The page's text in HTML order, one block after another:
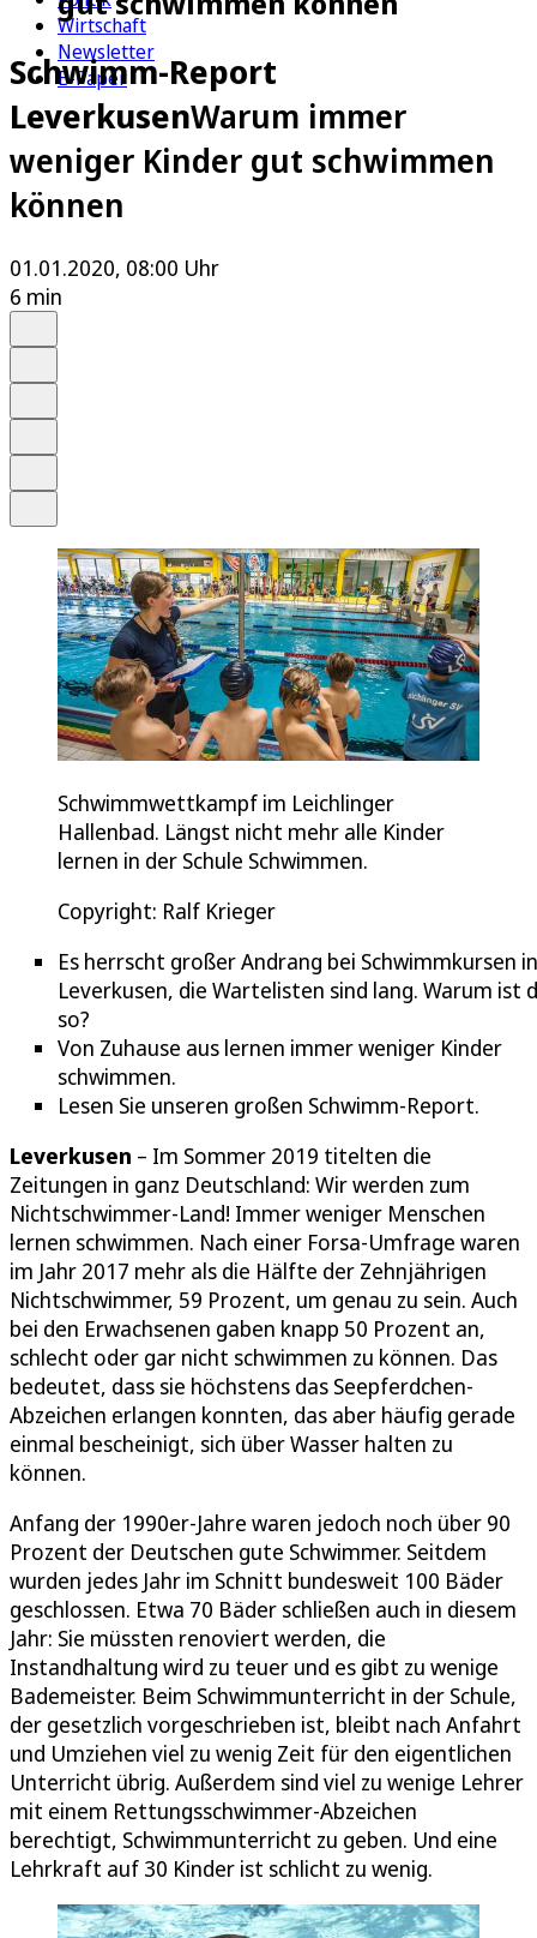
Wirtschaft
Newsletter
E-Paper
Schwimm-Report
LeverkusenWarum immer
weniger Kinder gut schwimmen
können
01.01.2020, 08:00 Uhr
6 min
Schwimmwettkampf im Leichlinger
Hallenbad. Längst nicht mehr alle Kinder
lernen in der Schule Schwimmen.
Copyright: Ralf Krieger
Es herrscht großer Andrang bei Schwimmkursen in
Leverkusen, die Wartelisten sind lang. Warum ist
so?
Von Zuhause aus lernen immer weniger Kinder
schwimmen.
Lesen Sie unseren großen Schwimm-Report.
Leverkusen – Im Sommer 2019 titelten die
Zeitungen in ganz Deutschland: Wir werden zum
Nichtschwimmer-Land! Immer weniger Menschen
lernen schwimmen. Nach einer Forsa-Umfrage waren
im Jahr 2017 mehr als die Hälfte der Zehnjährigen
Nichtschwimmer, 59 Prozent, um genau zu sein. Auch
bei den Erwachsenen gaben knapp 50 Prozent an,
schlecht oder gar nicht schwimmen zu können. Das
bedeutet, dass sie höchstens das Seepferdchen-
Abzeichen erlangen konnten, das aber häufig gerade
einmal bescheinigt, sich über Wasser halten zu
können.
Anfang der 1990er-Jahre waren jedoch noch über 90
Prozent der Deutschen gute Schwimmer. Seitdem
wurden jedes Jahr im Schnitt bundesweit 100 Bäder
geschlossen. Etwa 70 Bäder schließen auch in diesem
Jahr: Sie müssten renoviert werden, die
Instandhaltung wird zu teuer und es gibt zu wenige
Bademeister. Beim Schwimmunterricht in der Schule,
der gesetzlich vorgeschrieben ist, bleibt nach Anfahrt
und Umziehen viel zu wenig Zeit für den eigentlichen
Unterricht übrig. Außerdem sind viel zu wenige Lehrer
mit einem Rettungsschwimmer-Abzeichen
berechtigt, Schwimmunterricht zu geben. Und eine
Lehrkraft auf 30 Kinder ist schlicht zu wenig.